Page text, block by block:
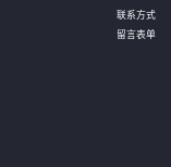
联系方式
留言表单